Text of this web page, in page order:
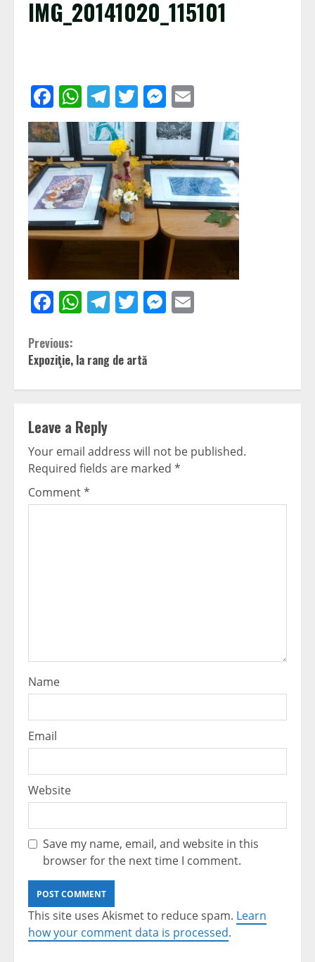
IMG_20141020_115101
Facebook
WhatsApp
Telegram
TwitterMessenger
Facebook
WhatsApp
Telegram
TwitterMessenger
Continue
Reading
Previous:
Expoziţie, la rang de artă
Leave a Reply
Your email address will not be published.
Required fields are marked *
Comment*
Name
Email
Website
Save my name, email, and website in this
browser for the next time I comment.
This site uses Akismet to reduce spam. Learn
how your comment data is processed.